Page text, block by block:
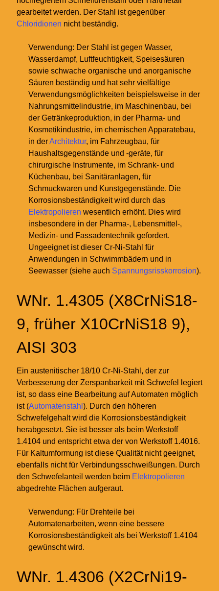
gearbeitet werden. Der Stahl ist gegenüber
Chloridionen nicht beständig.
Verwendung: Der Stahl ist gegen Wasser,
Wasserdampf, Luftfeuchtigkeit, Speisesäuren
sowie schwache organische und anorganische
Säuren beständig und hat sehr vielfältige
Verwendungsmöglichkeiten beispielsweise in der
Nahrungsmittelindustrie, im Maschinenbau, bei
der Getränkeproduktion, in der Pharma- und
Kosmetikindustrie, im chemischen Apparatebau,
in derArchitektur, im Fahrzeugbau, für
Haushaltsgegenstände und -geräte, für
chirurgische Instrumente, im Schrank- und
Küchenbau, bei Sanitäranlagen, für
Schmuckwaren und Kunstgegenstände. Die
Korrosionsbeständigkeit wird durch das
Elektropolieren wesentlich erhöht. Dies wird
insbesondere in der Pharma-, Lebensmittel-,
Medizin- und Fassadentechnik gefordert.
Ungeeignet ist dieser Cr-Ni-Stahl für
Anwendungen in Schwimmbädern und in
Seewasser (siehe auch Spannungsrisskorrosion).
WNr. 1.4305 (X8CrNiS18-
9, früher X10CrNiS18 9),
AISI 303
Ein austenitischer 18/10 Cr-Ni-Stahl, der zur
Verbesserung der Zerspanbarkeit mit Schwefel legiert
ist, so dass eine Bearbeitung auf Automaten möglich
ist (Automatenstahl ). Durch den höheren
Schwefelgehalt wird die Korrosionsbeständigkeit
herabgesetzt. Sie ist besser als beim Werkstoff
1.4104 und entspricht etwa der von Werkstoff 1.4016.
Für Kaltumformung ist diese Qualität nicht geeignet,
ebenfalls nicht für Verbindungsschweißungen. Durch
den Schwefelanteil werden beim Elektropolieren
abgedrehte Flächen aufgeraut.
Verwendung: Für Drehteile bei
Automatenarbeiten, wenn eine bessere
Korrosionsbeständigkeit als bei Werkstoff 1.4104
gewünscht wird.
WNr. 1.4306 (X2CrNi19-